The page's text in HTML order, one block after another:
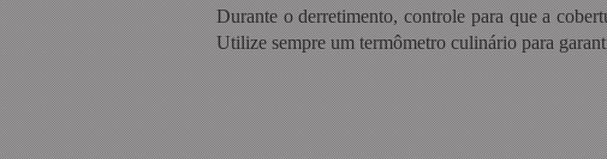
Durante o derretimento, controle para que a
Utilize sempre um termômetro culinário para